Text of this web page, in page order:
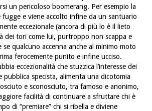
un pericoloso boomerang. Per esempio la
e viene accolto infine da un santuario
eccezionale (ancora di più lo è il lieto
dei tori come lui, purtroppo non scappa e
qualcuno accenna anche al minimo moto
ferocemente punito e infine ucciso.
eccezionalità che stuzzica l’interesse dei
pubblica specista, alimenta una dicotomia
e sconosciuto, tra famoso e anonimo,
facilità di continuare a sfruttare chi è
di “premiare” chi si ribella e diviene